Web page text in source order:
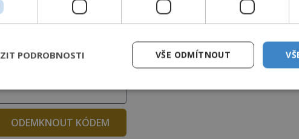
tento článek, můžete tak učinit zasláním jediné SMS.
který opíšete do následujícího okénka a kliknutím na
CLANEK" odešlete na číslo 903 33 20 .
ODEMKNOUT KÓDEM
VŠE ODMÍTNOUT
PODROBNOSTI